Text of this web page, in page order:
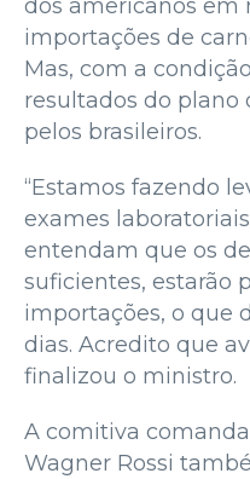
dos americanos em
importações de
Mas, com a
resultados do plano
pelos brasileiros.
“Estamos fazendo
exames
entendam que os
suficientes, estarão
importações, o que
dias. Acredito que
finalizou o ministro.
A comitiva
Wagner Rossi